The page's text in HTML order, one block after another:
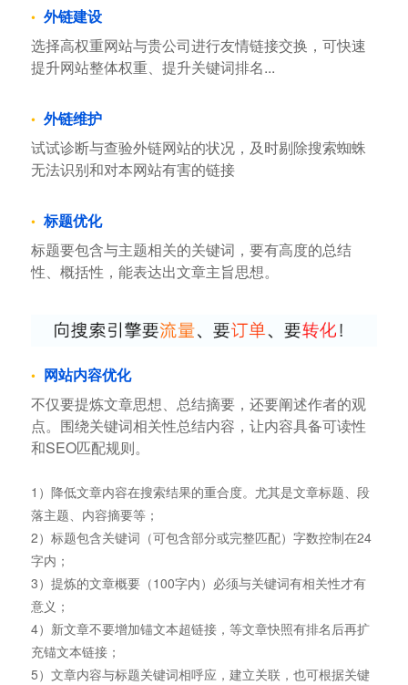
外链建设
选择高权重网站与贵公司进行友情链接交换，可快速
提升网站整体权重、提升关键词排名...
外链维护
试试诊断与查验外链网站的状况，及时剔除搜索蜘蛛
无法识别和对本网站有害的链接
标题优化
标题要包含与主题相关的关键词，要有高度的总结
性、概括性，能表达出文章主旨思想。
网站内容优化
不仅要提炼文章思想、总结摘要，还要阐述作者的观
点。围绕关键词相关性总结内容，让内容具备可读性
和SEO匹配规则。
1）降低文章内容在搜索结果的重合度。尤其是文章标题、段
落主题、内容摘要等；
2）标题包含关键词（可包含部分或完整匹配）字数控制在24
字内；
3）提炼的文章概要（100字内）必须与关键词有相关性才有
意义；
4）新文章不要增加锚文本超链接，等文章快照有排名后再扩
充锚文本链接；
5）文章内容与标题关键词相呼应，建立关联，也可根据关键